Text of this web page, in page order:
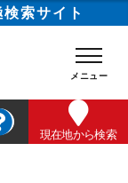
検索サイト
現在地から検索